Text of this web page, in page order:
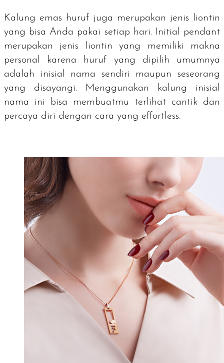
Kalung emas huruf juga merupakan jenis liontin
yang bisa Anda pakai setiap hari. Initial pendant
merupakan jenis liontin yang memiliki makna
personal karena huruf yang dipilih umumnya
adalah inisial nama sendiri maupun seseorang
yang disayangi. Menggunakan kalung inisial
nama ini bisa membuatmu terlihat cantik dan
percaya diri dengan cara yang effortless.